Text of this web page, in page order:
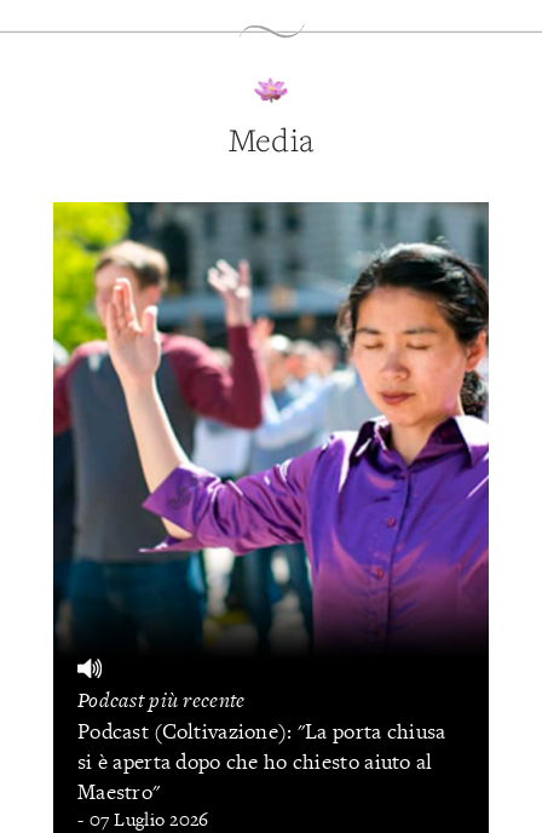
Media
Podcast più recente
Podcast (Coltivazione): "La porta chiusa
si è aperta dopo che ho chiesto aiuto al
Maestro"
- 07 Luglio 2026